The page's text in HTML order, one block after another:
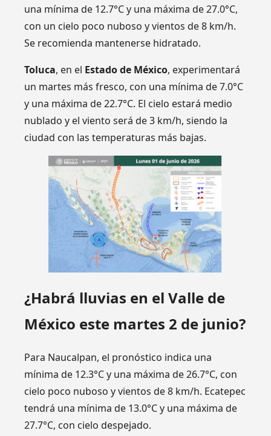
una mínima de 12.7°C y una máxima de 27.0°C,
con un cielo poco nuboso y vientos de 8 km/h.
Se recomienda mantenerse hidratado.
Toluca, en el Estado de México, experimentará
un martes más fresco, con una mínima de 7.0°C
y una máxima de 22.7°C. El cielo estará medio
nublado y el viento será de 3 km/h, siendo la
ciudad con las temperaturas más bajas.
¿Habrá lluvias en el Valle de
México este martes 2 de junio?
Para Naucalpan, el pronóstico indica una
mínima de 12.3°C y una máxima de 26.7°C, con
cielo poco nuboso y vientos de 8 km/h. Ecatepec
tendrá una mínima de 13.0°C y una máxima de
27.7°C, con cielo despejado.